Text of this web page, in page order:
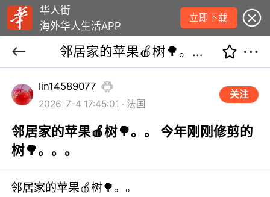
华人街
海外华人生活APP
立即下载
邻居家的苹果🍎树🌳。。 今年刚刚修剪的树🌳。。。
lin14589077
2026-7-4 17:45:01 · 法国
关注
邻居家的苹果🍎树🌳。。 今年刚刚修剪的
树🌳。。。
邻居家的苹果🍎树🌳。。